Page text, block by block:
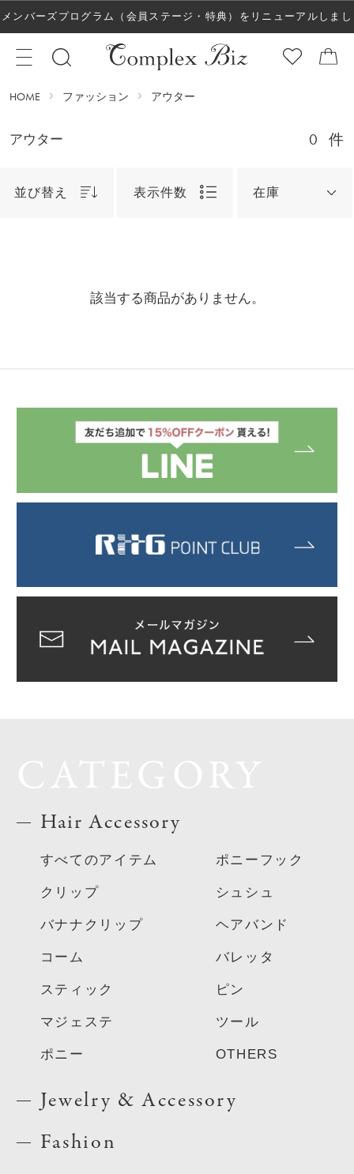
メンバーズプログラム（会員ステージ・特典）をリニューアルしまし
た！
HOME ファッション アウター
アウター 0 件
並び替え 表示件数 在庫
該当する商品がありません。
Hair Accessory
すべてのアイテム
クリップ
バナナクリップ
コーム
スティック
マジェステ
ポニー
ポニーフック
シュシュ
ヘアバンド
バレッタ
ピン
ツール
OTHERS
Jewelry & Accessory
Fashion